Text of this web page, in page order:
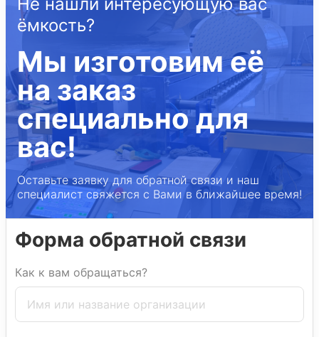
ёмкость?
Мы изготовим её
на заказ
специально для
вас!
Оставьте заявку для обратной связи и наш
специалист свяжется с Вами в ближайшее время!
Форма обратной связи
Как к вам обращаться?